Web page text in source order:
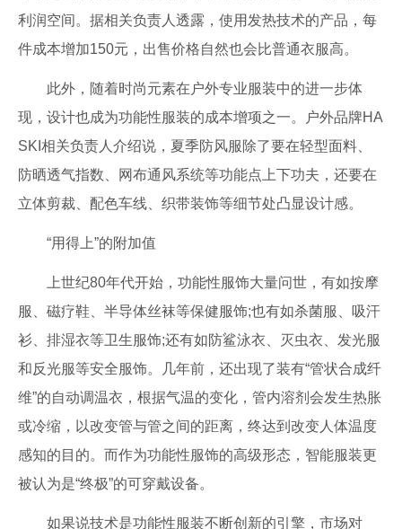
利润空间。据相关负责人透露，使用发热技术的产品，每
件成本增加150元，出售价格自然也会比普通衣服高。
此外，随着时尚元素在户外专业服装中的进一步体
现，设计也成为功能性服装的成本增项之一。户外品牌HA
SKI相关负责人介绍说，夏季防风服除了要在轻型面料、
防晒透气指数、网布通风系统等功能点上下功夫，还要在
立体剪裁、配色车线、织带装饰等细节处凸显设计感。
“用得上”的附加值
上世纪80年代开始，功能性服饰大量问世，有如按摩
服、磁疗鞋、半导体丝袜等保健服饰;也有如杀菌服、吸汗
衫、排湿衣等卫生服饰;还有如防鲨泳衣、灭虫衣、发光服
和反光服等安全服饰。几年前，还出现了装有“管状合成纤
维”的自动调温衣，根据气温的变化，管内溶剂会发生热胀
或冷缩，以改变管与管之间的距离，终达到改变人体温度
感知的目的。而作为功能性服饰的高级形态，智能服装更
被认为是“终极”的可穿戴设备。
如果说技术是功能性服装不断创新的引擎，市场对